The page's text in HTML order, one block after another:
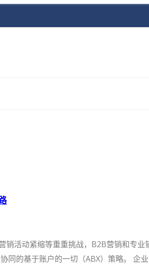
销活动紧缩等重重挑战，B2B营销和专
同的基于账户的一切（ABX）策略。